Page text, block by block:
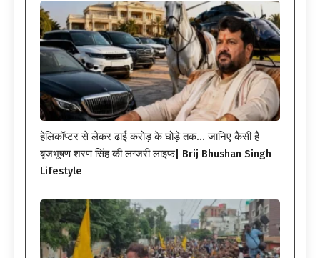
हेलिकॉप्टर से लेकर ढाई करोड़ के घोड़े तक… जानिए कैसी है
बृजभूषण शरण सिंह की लग्जरी लाइफ| Brij Bhushan Singh
Lifestyle